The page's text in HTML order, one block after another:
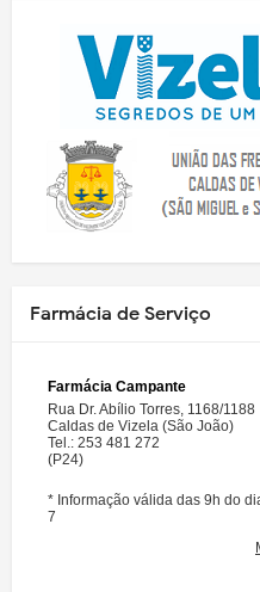
Farmácia de Serviço